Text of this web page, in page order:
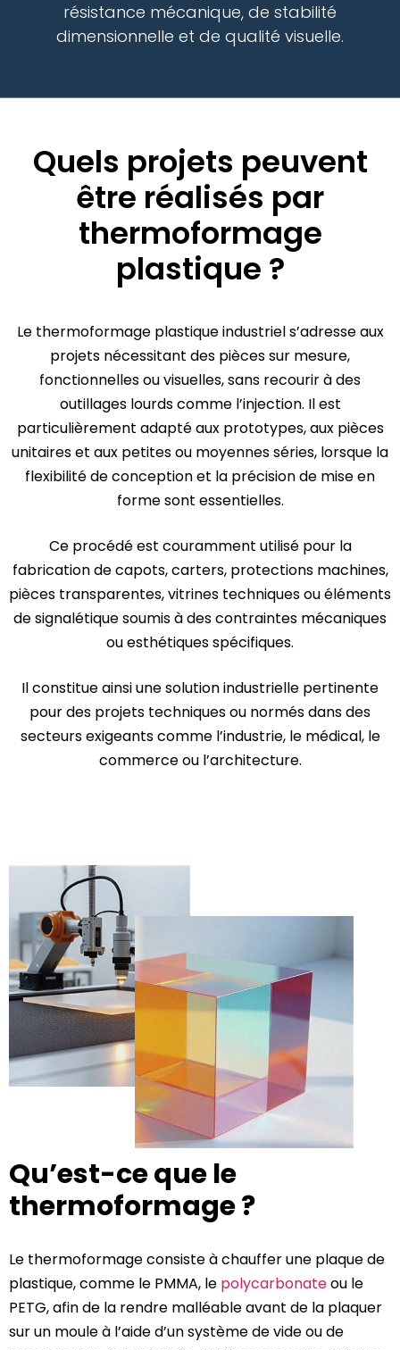
résistance mécanique, de stabilité
dimensionnelle et de qualité visuelle.
Quels projets peuvent
être réalisés par
thermoformage
plastique ?
Le thermoformage plastique industriel s’adresse aux
projets nécessitant des pièces sur mesure,
fonctionnelles ou visuelles, sans recourir à des
outillages lourds comme l’injection. Il est
particulièrement adapté aux prototypes, aux pièces
unitaires et aux petites ou moyennes séries, lorsque la
flexibilité de conception et la précision de mise en
forme sont essentielles.
Ce procédé est couramment utilisé pour la
fabrication de capots, carters, protections machines,
pièces transparentes, vitrines techniques ou éléments
de signalétique soumis à des contraintes mécaniques
ou esthétiques spécifiques.
Il constitue ainsi une solution industrielle pertinente
pour des projets techniques ou normés dans des
secteurs exigeants comme l’industrie, le médical, le
commerce ou l’architecture.
Qu’est-ce que le
thermoformage ?
Le thermoformage consiste à chauffer une plaque de
plastique, comme le PMMA, le polycarbonateou le
PETG, afin de la rendre malléable avant de la plaquer
sur un moule à l’aide d’un système de vide ou de